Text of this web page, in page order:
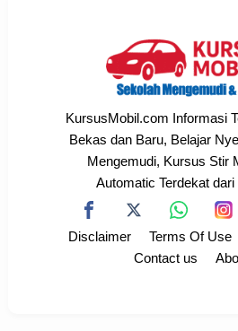
KursusMobil.com Informasi
Bekas dan Baru, Belajar
Mengemudi, Kursus Stir
Automatic Terdekat
Disclaimer Terms Of Use
Contact us